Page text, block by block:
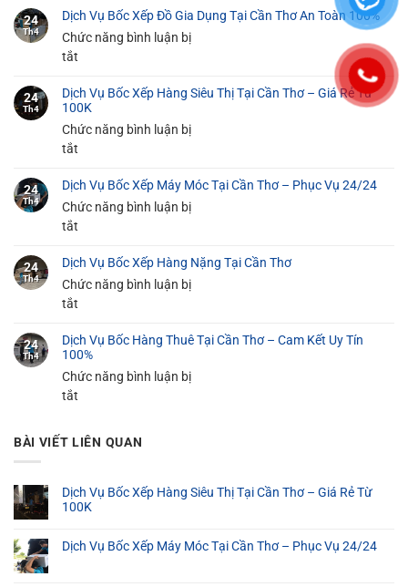
24
Th4
Dịch Vụ Bốc Xếp Đồ Gia Dụng Tại Cần Thơ An Toàn 100%
Chức năng bình luận bị
tắt
Vụ
Bốc
Xếp
Dụng
Tại
An
Toàn
24
Th4
Dịch Vụ Bốc Xếp Hàng Siêu Thị Tại Cần Thơ – Giá Rẻ Từ
100K
Chức năng bình luận bị
tắt
Vụ
Bốc
Siêu
Thị
Thơ
–
Giá
100K
24
Th4
Dịch Vụ Bốc Xếp Máy Móc Tại Cần Thơ – Phục Vụ 24/24
Chức năng bình luận bị
tắt
Vụ
Bốc
Móc
Tại
Cần
Phục
24
Th4
Dịch Vụ Bốc Xếp Hàng Nặng Tại Cần Thơ
Chức năng bình luận bị
tắt
Vụ
Bốc
Xếp
Tại
24
Th4
Dịch Vụ Bốc Hàng Thuê Tại Cần Thơ – Cam Kết Uy Tín
100%
Chức năng bình luận bị
tắt
Vụ
Thuê
Tại
Thơ
BÀI VIẾT LIÊN QUAN
Dịch Vụ Bốc Xếp Hàng Siêu Thị Tại Cần Thơ – Giá Rẻ Từ
100K
Dịch Vụ Bốc Xếp Máy Móc Tại Cần Thơ – Phục Vụ 24/24